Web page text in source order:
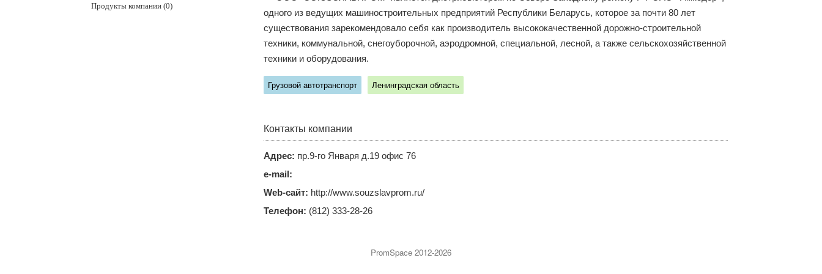
Продукты компании (0)
одного из ведущих машиностроительных предприятий Республики Беларусь, которое за почти 80 лет
существования зарекомендовало себя как производитель высококачественной дорожно-строительной
техники, коммунальной, снегоуборочной, аэродромной, специальной, лесной, а также сельскохозяйственной
техники и оборудования.
Грузовой автотранспорт Ленинградская область
Контакты компании
Адрес: пр.9-го Января д.19 офис 76
e-mail:
Web-сайт: http://www.souzslavprom.ru/
Телефон: (812) 333-28-26
PromSpace 2012-2026